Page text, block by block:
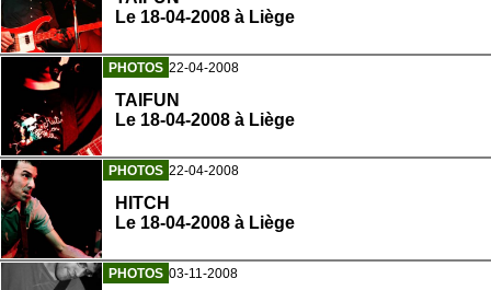
Le 18-04-2008 à Liège
PHOTOS 22-04-2008
TAIFUN
Le 18-04-2008 à Liège
PHOTOS 22-04-2008
HITCH
Le 18-04-2008 à Liège
PHOTOS 03-11-2008